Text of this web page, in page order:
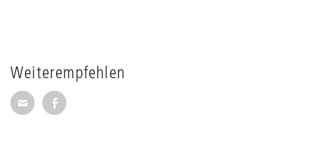
Weiterempfehlen
Seite per E-Mail weiterempfehlen
Seite auf Facebook weiterempfehlen